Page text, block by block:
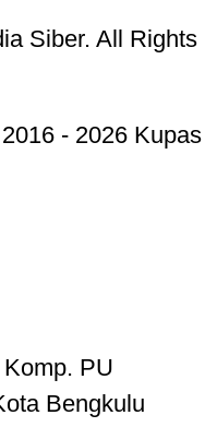
Siber. All Rights
- 2026 Kupas
PU
Bengkulu